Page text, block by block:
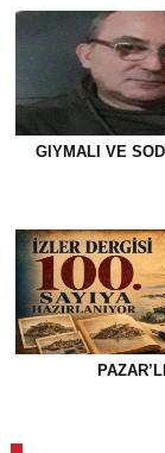
GIYMALI VE